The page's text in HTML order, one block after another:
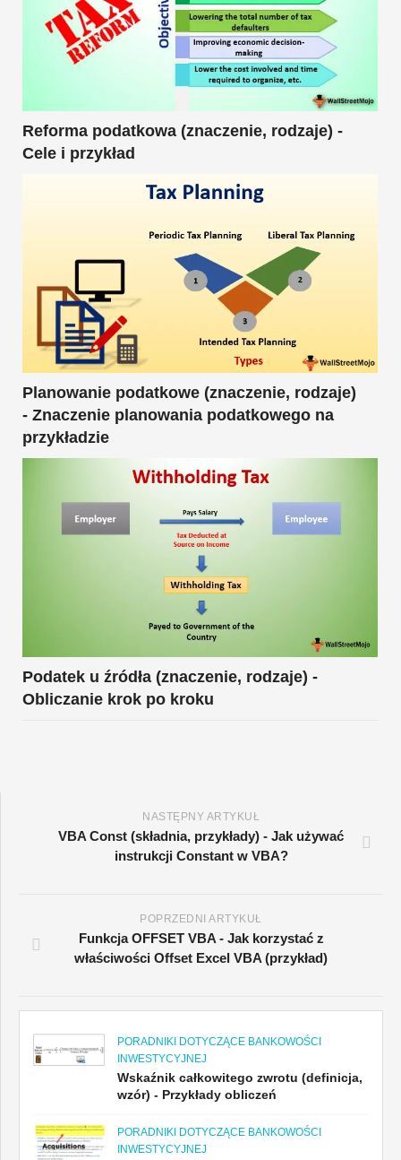
Reforma podatkowa (znaczenie, rodzaje) -
Cele i przykład
Planowanie podatkowe (znaczenie, rodzaje)
- Znaczenie planowania podatkowego na
przykładzie
Podatek u źródła (znaczenie, rodzaje) -
Obliczanie krok po kroku
NASTĘPNY ARTYKUŁ
VBA Const (składnia, przykłady) - Jak używać
instrukcji Constant w VBA?
POPRZEDNI ARTYKUŁ
Funkcja OFFSET VBA - Jak korzystać z
właściwości Offset Excel VBA (przykład)
PORADNIKI DOTYCZĄCE BANKOWOŚCI
INWESTYCYJNEJ
Wskaźnik całkowitego zwrotu (definicja,
wzór) - Przykłady obliczeń
PORADNIKI DOTYCZĄCE BANKOWOŚCI
INWESTYCYJNEJ